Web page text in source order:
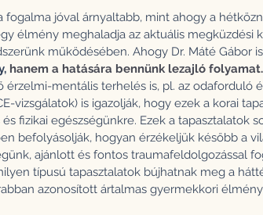
fogalma jóval árnyaltabb, mint ahogy a
élmény meghaladja az aktuális megküzdési
működésében. Ahogy Dr. Máté Gábor
hanem a hatására bennünk lezajló folyamat.
érzelmi-mentális terhelés is, pl. az odaforduló
vizsgálatok) is igazolják, hogy ezek a korai
fizikai egészségünkre. Ezek a tapasztalatok
befolyásolják, hogyan érzékeljük később a
ajánlott és fontos traumafeldolgozással
típusú tapasztalatok bújhatnak meg a
azonosított ártalmas gyermekkori